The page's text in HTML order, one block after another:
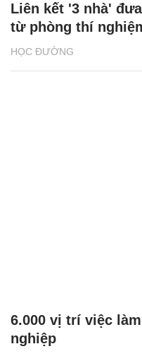
HỌC ĐƯỜNG
Liên kết '3 nhà'
từ phòng thí
6.000 vị trí việc
nghiệp